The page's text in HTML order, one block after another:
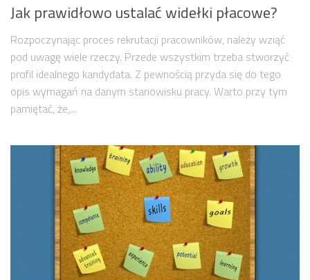
Jak prawidłowo ustalać widełki płacowe?
Rozpoczynając proces rekrutacji pracowników, należy wziąć
pod uwagę wiele rzeczy. Przede wszystkim trzeba stworzyć
profil idealnego kandydata. Z pewnością przyda się do tego
opis wymagań na danym stanowisku pracy. Warto przy tym
pamiętać, że,...